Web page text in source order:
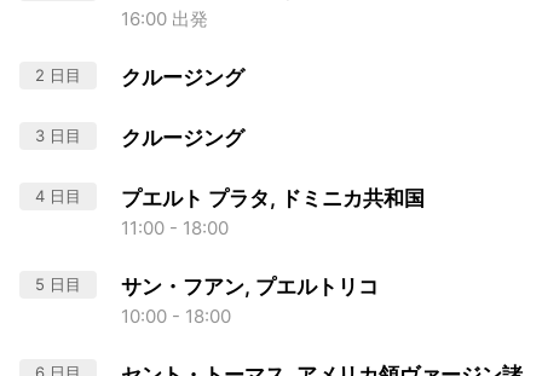
16:00 出発
2 日目 クルージング
3 日目 クルージング
4 日目 プエルト プラタ, ドミニカ共和国
11:00 - 18:00
5 日目 サン・フアン, プエルトリコ
10:00 - 18:00